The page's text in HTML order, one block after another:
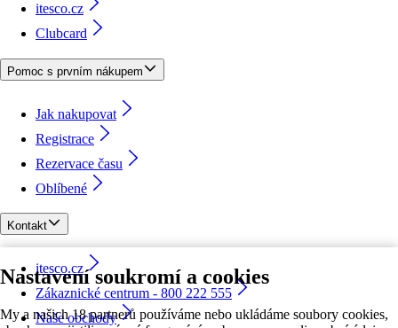
Nastavení soukromí a cookies
My a našich 18 partnerů používáme nebo ukládáme soubory cookies,
itesco.cz
Clubcard
Pomoc s prvním nákupem
Jak nakupovat
Registrace
Rezervace času
Oblíbené
Kontakt
itesco.cz
Zákaznické centrum - 800 222 555
Naše obchody